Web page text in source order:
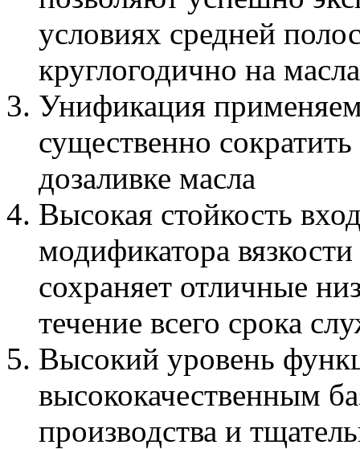
условиях средней
круглогодично на
Унификация
существенно
дозаливке масла
Высокая стойкость
модификатора
сохраняет отличные
течение всего срока
Высокий уровень
высококачественным
производства и